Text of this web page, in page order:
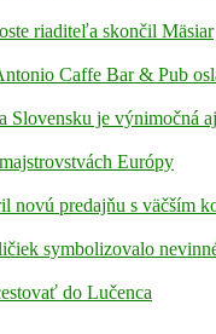
riaditeľa skončil Mäsiar
Caffe Bar & Pub
Slovensku je výnimočná
Európy
novú predajňu s väčším
symbolizovalo
do Lučenca